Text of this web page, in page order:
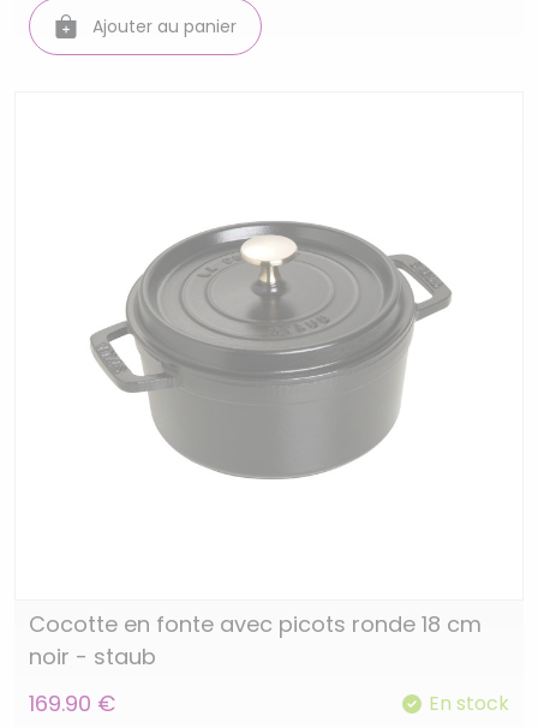
Ajouter au panier
Cocotte en fonte avec picots ronde 18 cm
noir - staub
169.90 €
En stock